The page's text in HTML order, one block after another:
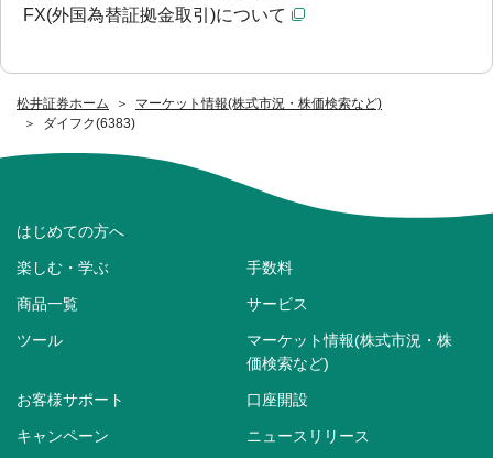
松井証券ホーム
マーケット情報(株式市況・株価検索など)
ダイフク(6383)
FX(外国為替証拠金取引)について
はじめての方へ
楽しむ・学ぶ 手数料
商品一覧 サービス
ツール
マーケット情報(株式市況・株
価検索など)
お客様サポート 口座開設
キャンペーン ニュースリリース